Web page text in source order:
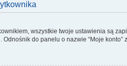
wszystkie twoje ustawienia są
do panelu o nazwie “Moje konto”